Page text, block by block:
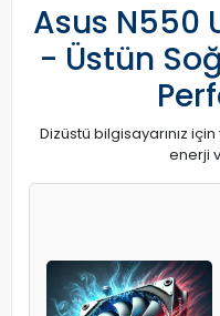
Asus N550
- Üstün
Dizüstü bilgisayarınız
enerji